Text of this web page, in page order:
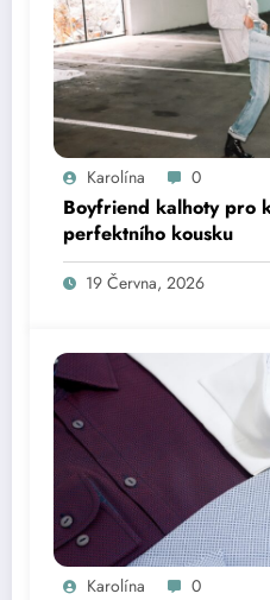
Karolína 0
Boyfriend kalhoty pro
perfektního kousku
19 Června, 2026
Karolína 0